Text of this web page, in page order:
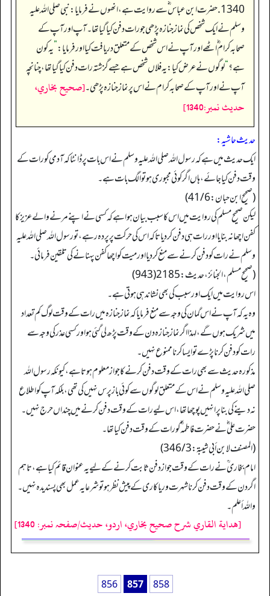
1340. حضرت ابن عباس ؓ سے روایت ہے،انھوں نے فرمایا: نبی صلی اللہ علیہ
وسلم نے ایک شخص کی نماز جنازہ پڑھی جو رات دفن کیا گیا تھا۔ آپ اور آپ کے
صحابہ کرام ؓ اٹھے اور آپ نے اس شخص کے متعلق دریافت کیا اور فرمایا:”یہ کون
ہے؟“لوگوں نے عرض کیا:یہ فلاں شخص ہے جسے گزشتہ رات دفن کیا گیا تھا، چنانچہ
آپ نے اور آپ کے صحابہ کرام نے اس پر نماز جنازہ پڑھی۔[صحيح بخاري،
حديث نمبر:1340]
حدیث حاشیہ:
ایک حدیث میں ہے کہ رسول اللہ صلی اللہ علیہ وسلم نے اس بات پر ڈانٹا کہ آدمی کو رات کے
وقت دفن کیا جائے، ہاں اگر کوئی مجبوری ہو تو الگ بات ہے۔
(صحیح ابن حبان: 41/6)
لیکن صحیح مسلم کی روایت میں اس کا سبب بیان ہوا ہے کہ کسی نے اپنے مرنے والے عزیز کا
کفن اچھا نہ بنایا اور رات ہی دفن کر دیا تاکہ اس کی حرکت پر پردہ رہے، تو رسول اللہ صلی اللہ علیہ
وسلم نے رات کو دفن کرنے سے منع کر دیا اور میت کو اچھا کفن پہنانے کی تلقین فرمائی۔
(صحیح مسلم، الجنائز، حدیث: 2185(943)
اس روایت میں ایک اور سبب کی بھی نشاندہی ہوتی ہے۔
وہ یہ کہ آپ نے اس گمان کی وجہ سے منع فرمایا کہ نماز جنازہ میں رات کے وقت لوگ کم تعداد
میں شریک ہوں گے، لہذا اگر نماز جنازہ دن کے وقت پڑھ لی گئی ہو اور کسی عذر کی وجہ سے
رات کو دفن کرنا پڑے تو ایسا کرنا ممنوع نہیں۔
مذکورہ حدیث سے بھی رات کے وقت دفن کرنے کا جواز معلوم ہوتا ہے، کیونکہ رسول اللہ
صلی اللہ علیہ وسلم نے اس کے متعلق لوگوں سے کوئی باز پرس نہیں کی تھی، بلکہ آپ کو اطلاع
نہ دینے کی بنا پر انہیں پوچھا تھا، اس لیے رات کے وقت دفن کرنے میں چنداں حرج نہیں۔
حضرت علی ؓ نے حضرت فاطمہ ؓ کو رات کے وقت دفن کیا تھا۔
(المصنف لابن أبي شیبة: 346/3)
امام بخاری ؒ نے رات کے وقت جواز دفن ثابت کرنے کے لیے یہ عنوان قائم کیا ہے، تاہم
اگر دن کے وقت دفن کرنا شہرت و ریا کاری کے پیش نظر ہو تو شرعا یہ عمل بھی پسندیدہ نہیں۔
والله أعلم۔
[هداية القاري شرح صحيح بخاري، اردو، حدیث/صفحہ نمبر: 1340]
856 857 858